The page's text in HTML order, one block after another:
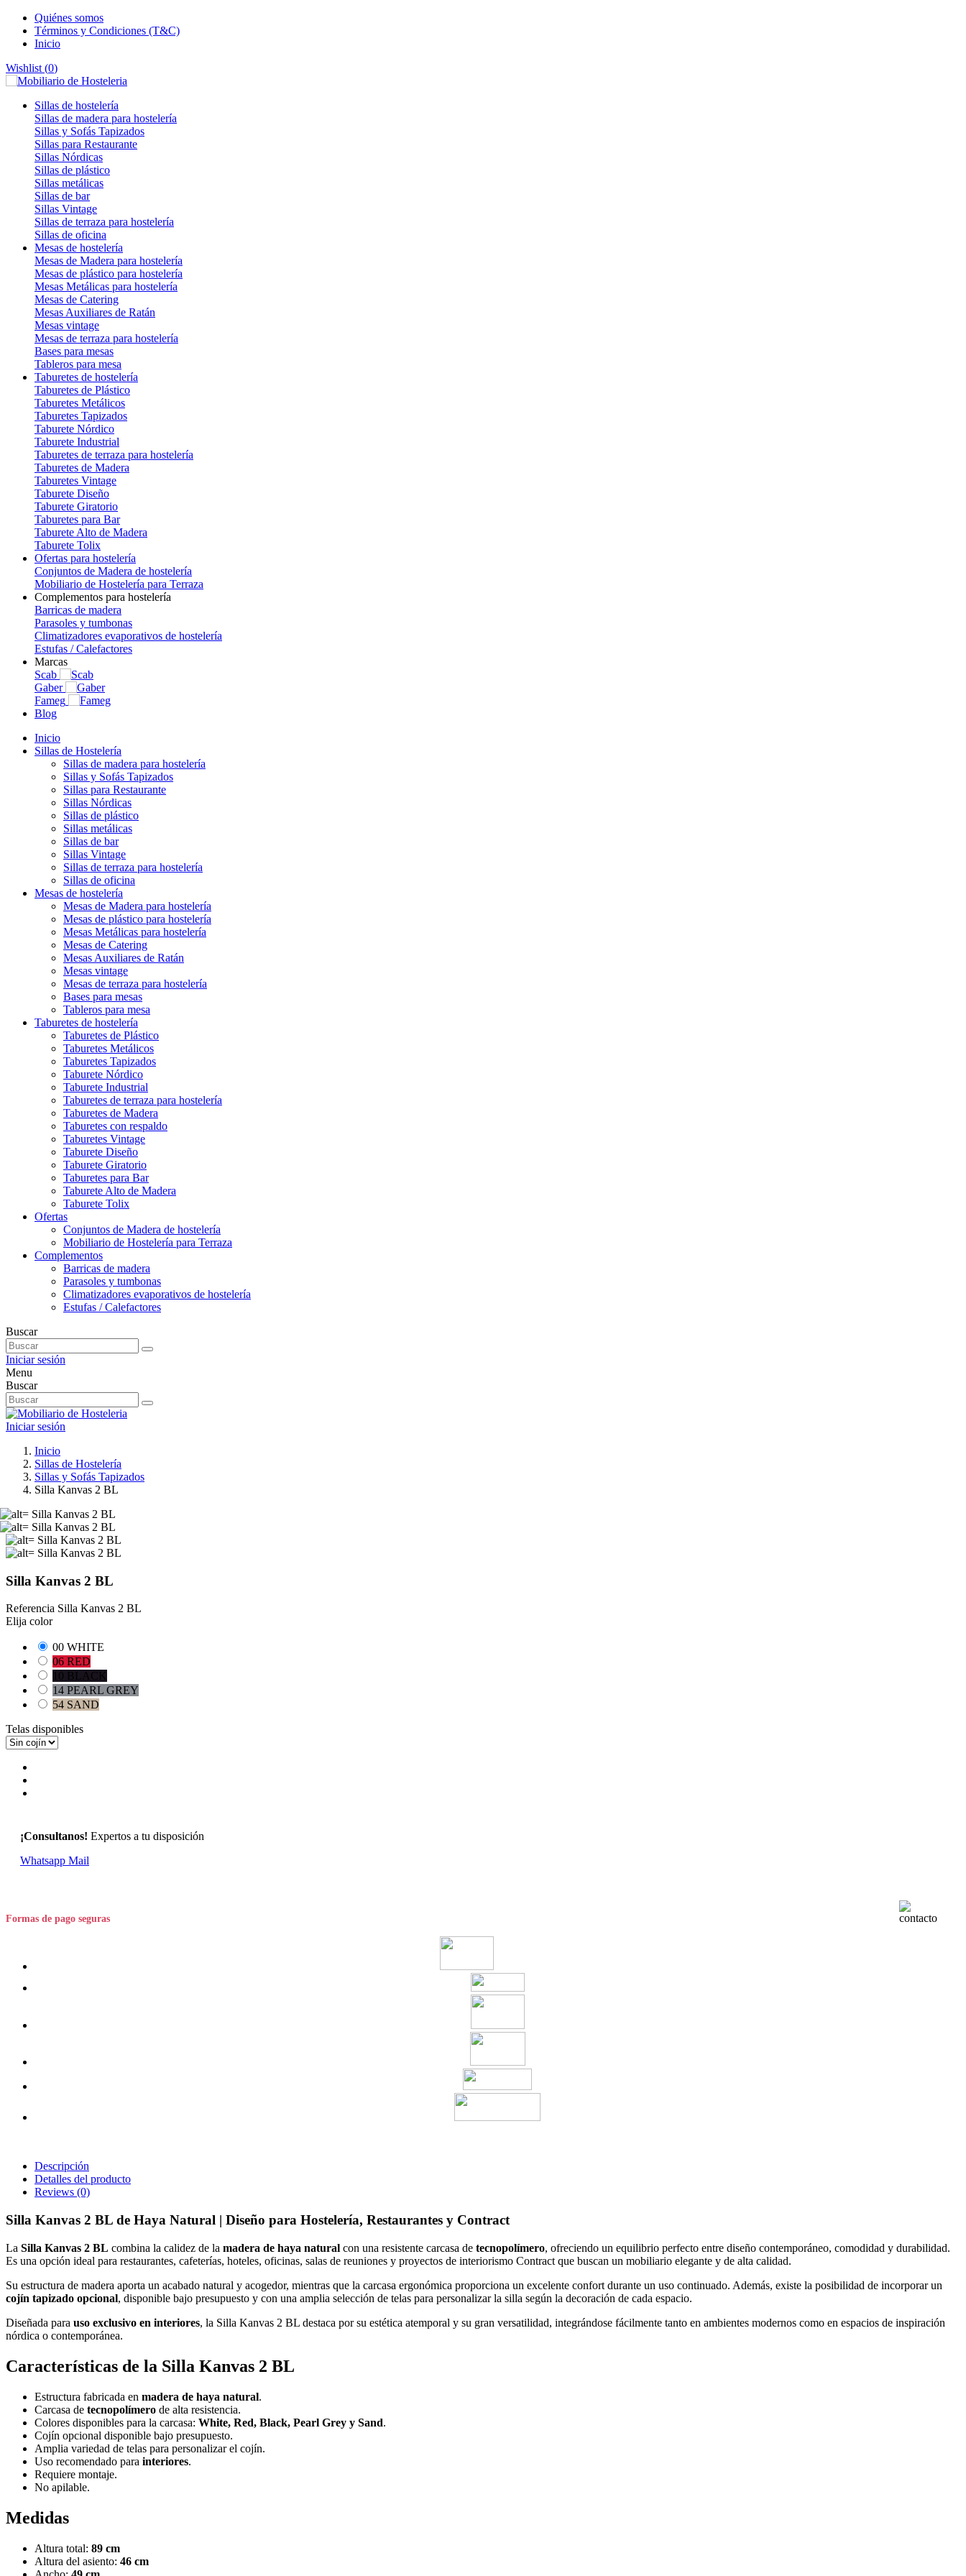
Quiénes somos
Términos y Condiciones (T&C)
Inicio
Wishlist (0)
Sillas de hostelería
Sillas de madera para hostelería
Sillas y Sofás Tapizados
Sillas para Restaurante
Sillas Nórdicas
Sillas de plástico
Sillas metálicas
Sillas de bar
Sillas Vintage
Sillas de terraza para hostelería
Sillas de oficina
Mesas de hostelería
Mesas de Madera para hostelería
Mesas de plástico para hostelería
Mesas Metálicas para hostelería
Mesas de Catering
Mesas Auxiliares de Ratán
Mesas vintage
Mesas de terraza para hostelería
Bases para mesas
Tableros para mesa
Taburetes de hostelería
Taburetes de Plástico
Taburetes Metálicos
Taburetes Tapizados
Taburete Nórdico
Taburete Industrial
Taburetes de terraza para hostelería
Taburetes de Madera
Taburetes Vintage
Taburete Diseño
Taburete Giratorio
Taburetes para Bar
Taburete Alto de Madera
Taburete Tolix
Ofertas para hostelería
Conjuntos de Madera de hostelería
Mobiliario de Hostelería para Terraza
Complementos para hostelería
Barricas de madera
Parasoles y tumbonas
Climatizadores evaporativos de hostelería
Estufas / Calefactores
Marcas
Scab
Gaber
Fameg
Blog
Inicio
Sillas de Hostelería
Sillas de madera para hostelería
Sillas y Sofás Tapizados
Sillas para Restaurante
Sillas Nórdicas
Sillas de plástico
Sillas metálicas
Sillas de bar
Sillas Vintage
Sillas de terraza para hostelería
Sillas de oficina
Mesas de hostelería
Mesas de Madera para hostelería
Mesas de plástico para hostelería
Mesas Metálicas para hostelería
Mesas de Catering
Mesas Auxiliares de Ratán
Mesas vintage
Mesas de terraza para hostelería
Bases para mesas
Tableros para mesa
Taburetes de hostelería
Taburetes de Plástico
Taburetes Metálicos
Taburetes Tapizados
Taburete Nórdico
Taburete Industrial
Taburetes de terraza para hostelería
Taburetes de Madera
Taburetes con respaldo
Taburetes Vintage
Taburete Diseño
Taburete Giratorio
Taburetes para Bar
Taburete Alto de Madera
Taburete Tolix
Ofertas
Conjuntos de Madera de hostelería
Mobiliario de Hostelería para Terraza
Complementos
Barricas de madera
Parasoles y tumbonas
Climatizadores evaporativos de hostelería
Estufas / Calefactores
Buscar
Iniciar sesión
Menu
Buscar
Iniciar sesión
Inicio
Sillas de Hostelería
Sillas y Sofás Tapizados
Silla Kanvas 2 BL
Silla Kanvas 2 BL
Referencia Silla Kanvas 2 BL
Elija color
00 WHITE
06 RED
10 BLACK
14 PEARL GREY
54 SAND
Telas disponibles
¡Consultanos! Expertos a tu disposición
Whatsapp Mail
Formas de pago seguras
Descripción
Detalles del producto
Reviews (0)
Silla Kanvas 2 BL de Haya Natural | Diseño para Hostelería, Restaurantes y Contract
La Silla Kanvas 2 BL combina la calidez de la madera de haya natural con una resistente carcasa de tecnopolímero, ofreciendo un equilibrio perfecto entre diseño contemporáneo, comodidad y durabilidad.
Es una opción ideal para restaurantes, cafeterías, hoteles, oficinas, salas de reuniones y proyectos de interiorismo Contract que buscan un mobiliario elegante y de alta calidad.
Su estructura de madera aporta un acabado natural y acogedor, mientras que la carcasa ergonómica proporciona un excelente confort durante un uso continuado. Además, existe la posibilidad de incorporar un
cojín tapizado opcional, disponible bajo presupuesto y con una amplia selección de telas para personalizar la silla según la decoración de cada espacio.
Diseñada para uso exclusivo en interiores, la Silla Kanvas 2 BL destaca por su estética atemporal y su gran versatilidad, integrándose fácilmente tanto en ambientes modernos como en espacios de inspiración
nórdica o contemporánea.
Características de la Silla Kanvas 2 BL
Estructura fabricada en madera de haya natural.
Carcasa de tecnopolímero de alta resistencia.
Colores disponibles para la carcasa: White, Red, Black, Pearl Grey y Sand.
Cojín opcional disponible bajo presupuesto.
Amplia variedad de telas para personalizar el cojín.
Uso recomendado para interiores.
Requiere montaje.
No apilable.
Medidas
Altura total: 89 cm
Altura del asiento: 46 cm